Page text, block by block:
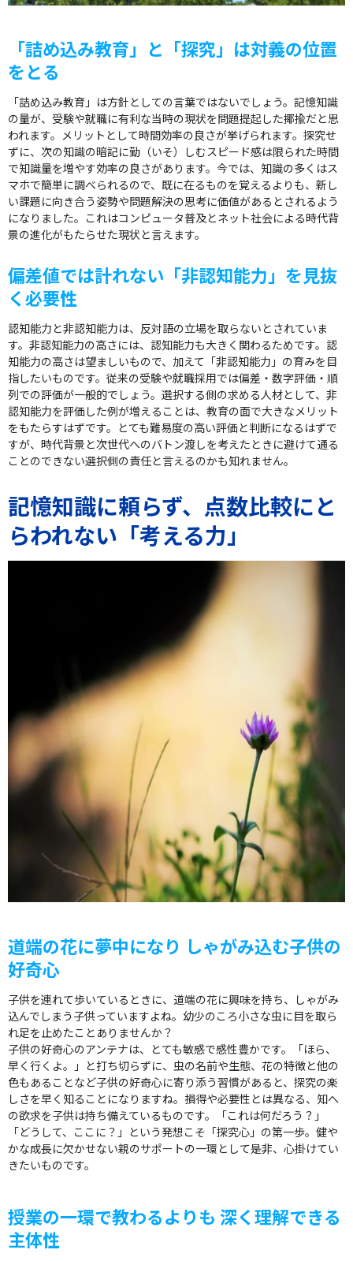
「詰め込み教育」と「探究」は対義の位置
をとる
「詰め込み教育」は方針としての言葉ではないでしょう。記憶知識
の量が、受験や就職に有利な当時の現状を問題提起した揶揄だと思
われます。メリットとして時間効率の良さが挙げられます。探究せ
ずに、次の知識の暗記に勤（いそ）しむスピード感は限られた時間
で知識量を増やす効率の良さがあります。今では、知識の多くはス
マホで簡単に調べられるので、既に在るものを覚えるよりも、新し
い課題に向き合う姿勢や問題解決の思考に価値があるとされるよう
になりました。これはコンピュータ普及とネット社会による時代背
景の進化がもたらせた現状と言えます。
偏差値では計れない「非認知能力」を見抜
く必要性
認知能力と非認知能力は、反対語の立場を取らないとされていま
す。非認知能力の高さには、認知能力も大きく関わるためです。認
知能力の高さは望ましいもので、加えて「非認知能力」の育みを目
指したいものです。従来の受験や就職採用では偏差・数字評価・順
列での評価が一般的でしょう。選択する側の求める人材として、非
認知能力を評価した例が増えることは、教育の面で大きなメリット
をもたらすはずです。とても難易度の高い評価と判断になるはずで
すが、時代背景と次世代へのバトン渡しを考えたときに避けて通る
ことのできない選択側の責任と言えるのかも知れません。
記憶知識に頼らず、点数比較にと
らわれない「考える力」
道端の花に夢中になり しゃがみ込む子供の
好奇心
子供を連れて歩いているときに、道端の花に興味を持ち、しゃがみ
込んでしまう子供っていますよね。幼少のころ小さな虫に目を取ら
れ足を止めたことありませんか？
子供の好奇心のアンテナは、とても敏感で感性豊かです。「ほら、
早く行くよ。」と打ち切らずに、虫の名前や生態、花の特徴と他の
色もあることなど子供の好奇心に寄り添う習慣があると、探究の楽
しさを早く知ることになりますね。損得や必要性とは異なる、知へ
の欲求を子供は持ち備えているものです。「これは何だろう？」
「どうして、ここに？」という発想こそ「探究心」の第一歩。健や
かな成長に欠かせない親のサポートの一環として是非、心掛けてい
きたいものです。
授業の一環で教わるよりも 深く理解できる
主体性